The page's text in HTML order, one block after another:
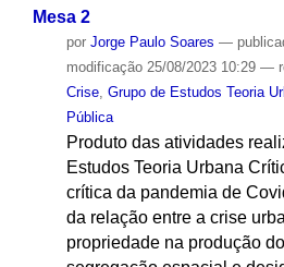
Mesa 2
por Jorge Paulo Soares —
modificação25/08/2023 10:29 —
Crise, Grupo de Estudos Teoria
Pública
Produto das atividades
Estudos Teoria Urbana
crítica da pandemia de
da relação entre a crise
propriedade na produção